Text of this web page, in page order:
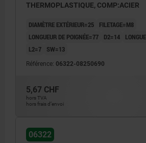
THERMOPLASTIQUE, COMP:ACIER
DIAMÈTRE EXTÉRIEUR=25
FILETAGE=M8
LONGUEUR DE POIGNÉE=77
D2=14
L2=7
SW=13
Référence: 06322-08250690
5,67 CHF
hors TVA
hors frais d’envoi
06322